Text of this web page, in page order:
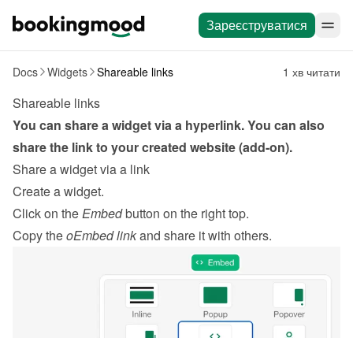
Зареєструватися
Docs Widgets Shareable links 1 хв читати
Shareable links
You can share a widget via a hyperlink. You can also
share the link to your created website (add-on).
Share a widget via a link
Create a widget.
Click on the Embed button on the right top.
Copy the oEmbed link and share it with others.